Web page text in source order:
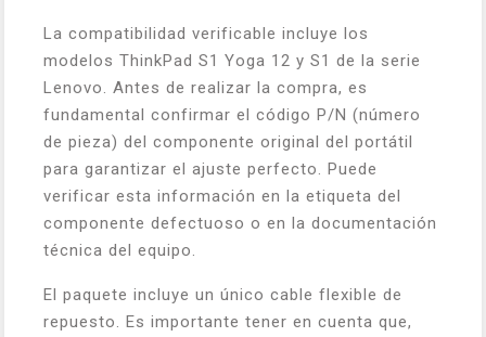
La compatibilidad verificable incluye los
modelos ThinkPad S1 Yoga 12 y S1 de la serie
Lenovo. Antes de realizar la compra, es
fundamental confirmar el código P/N (número
de pieza) del componente original del portátil
para garantizar el ajuste perfecto. Puede
verificar esta información en la etiqueta del
componente defectuoso o en la documentación
técnica del equipo.
El paquete incluye un único cable flexible de
repuesto. Es importante tener en cuenta que,